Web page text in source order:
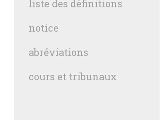
liste des définitions
notice
abréviations
cours et tribunaux